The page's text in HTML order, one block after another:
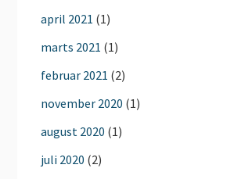
april 2021 (1)
marts 2021 (1)
februar 2021 (2)
november 2020 (1)
august 2020 (1)
juli 2020 (2)